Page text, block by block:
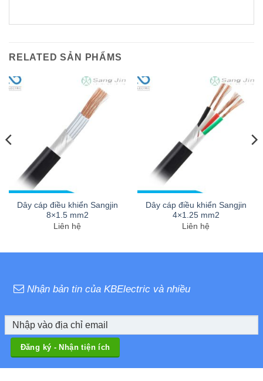
RELATED SẢN PHẨMS
Dây cáp điều khiển Sangjin
8×1.5 mm2
Liên hệ
Dây cáp điều khiển Sangjin
4×1.25 mm2
Liên hệ
Nhận bản tin của KBElectric và nhiều